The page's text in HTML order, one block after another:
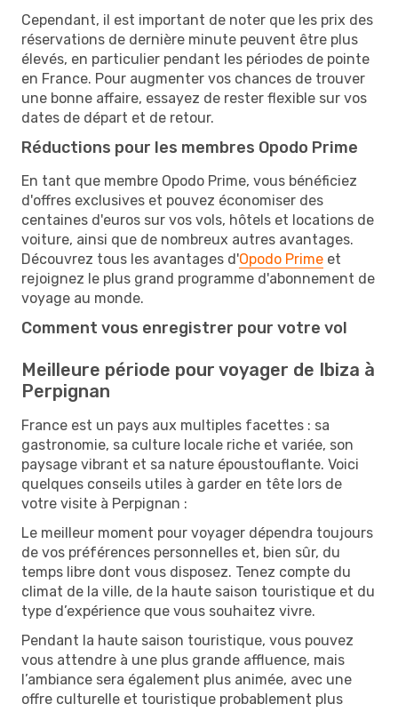
Cependant, il est important de noter que les prix des
réservations de dernière minute peuvent être plus
élevés, en particulier pendant les périodes de pointe
en France. Pour augmenter vos chances de trouver
une bonne affaire, essayez de rester flexible sur vos
dates de départ et de retour.
Réductions pour les membres Opodo Prime
En tant que membre Opodo Prime, vous bénéficiez
d'offres exclusives et pouvez économiser des
centaines d'euros sur vos vols, hôtels et locations de
voiture, ainsi que de nombreux autres avantages.
Découvrez tous les avantages d'Opodo Prime et
rejoignez le plus grand programme d'abonnement de
voyage au monde.
Comment vous enregistrer pour votre vol
Meilleure période pour voyager de Ibiza à
Perpignan
France est un pays aux multiples facettes : sa
gastronomie, sa culture locale riche et variée, son
paysage vibrant et sa nature époustouflante. Voici
quelques conseils utiles à garder en tête lors de
votre visite à Perpignan :
Le meilleur moment pour voyager dépendra toujours
de vos préférences personnelles et, bien sûr, du
temps libre dont vous disposez. Tenez compte du
climat de la ville, de la haute saison touristique et du
type d’expérience que vous souhaitez vivre.
Pendant la haute saison touristique, vous pouvez
vous attendre à une plus grande affluence, mais
l’ambiance sera également plus animée, avec une
offre culturelle et touristique probablement plus